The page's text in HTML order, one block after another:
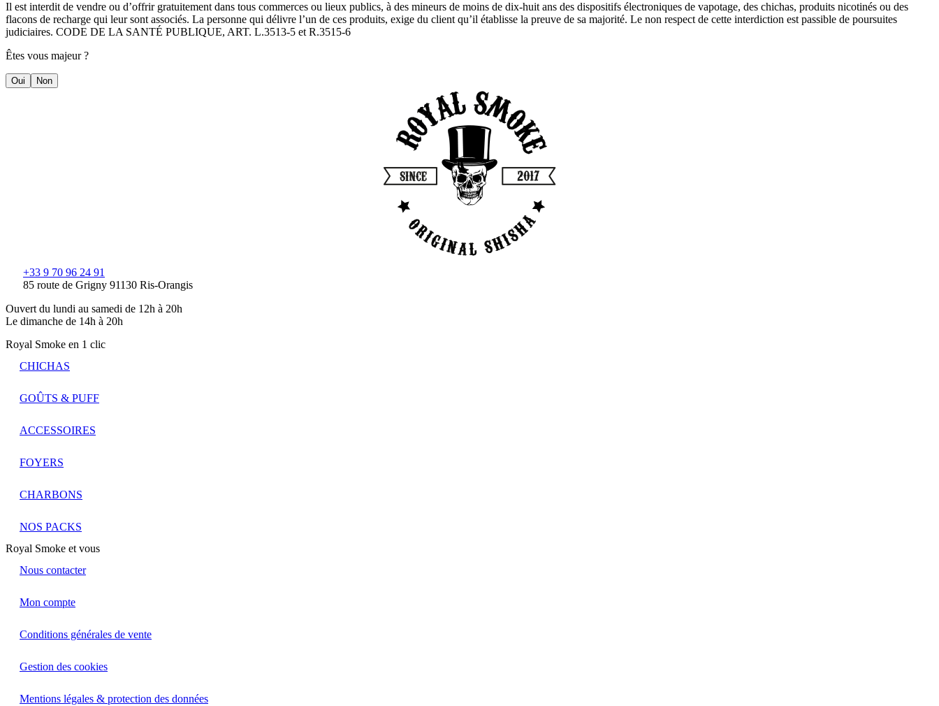
Il est interdit de vendre ou d’offrir gratuitement dans tous commerces ou lieux publics, à des mineurs de moins de dix-huit ans des dispositifs électroniques de vapotage, des chichas, produits nicotinés ou des
flacons de recharge qui leur sont associés. La personne qui délivre l’un de ces produits, exige du client qu’il établisse la preuve de sa majorité. Le non respect de cette interdiction est passible de poursuites
judiciaires. CODE DE LA SANTÉ PUBLIQUE, ART. L.3513-5 et R.3515-6
Êtes vous majeur ?
Oui Non
+33 9 70 96 24 91
85 route de Grigny 91130 Ris-Orangis
Ouvert du lundi au samedi de 12h à 20h
Le dimanche de 14h à 20h
Royal Smoke en 1 clic
CHICHAS
GOÛTS & PUFF
ACCESSOIRES
FOYERS
CHARBONS
NOS PACKS
Royal Smoke et vous
Nous contacter
Mon compte
Conditions générales de vente
Gestion des cookies
Mentions légales & protection des données